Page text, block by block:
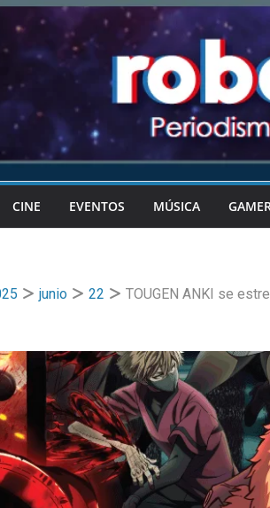
CINE EVENTOS MÚSICA
junio 22 TOUGEN ANKI se